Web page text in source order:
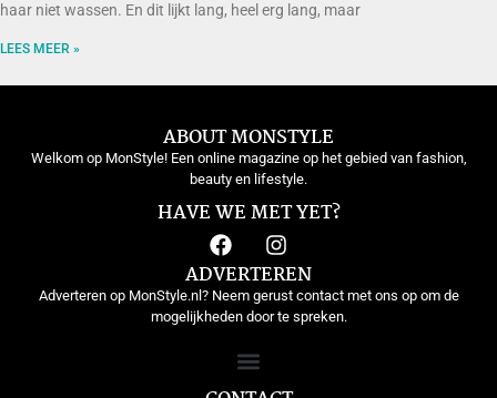
haar niet wassen. En dit lijkt lang, heel erg lang, maar
LEES MEER »
ABOUT MONSTYLE
Welkom op MonStyle! Een online magazine op het gebied van fashion,
beauty en lifestyle.
HAVE WE MET YET?
ADVERTEREN
Adverteren op MonStyle.nl? Neem gerust contact met ons op om de
mogelijkheden door te spreken.